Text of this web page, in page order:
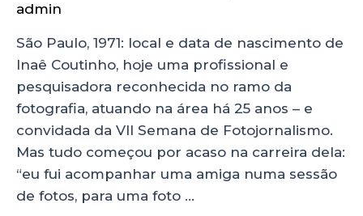
admin
São Paulo, 1971: local e data de nascimento de
Inaê Coutinho, hoje uma profissional e
pesquisadora reconhecida no ramo da
fotografia, atuando na área há 25 anos – e
convidada da VII Semana de Fotojornalismo.
Mas tudo começou por acaso na carreira dela:
“eu fui acompanhar uma amiga numa sessão
de fotos, para uma foto …